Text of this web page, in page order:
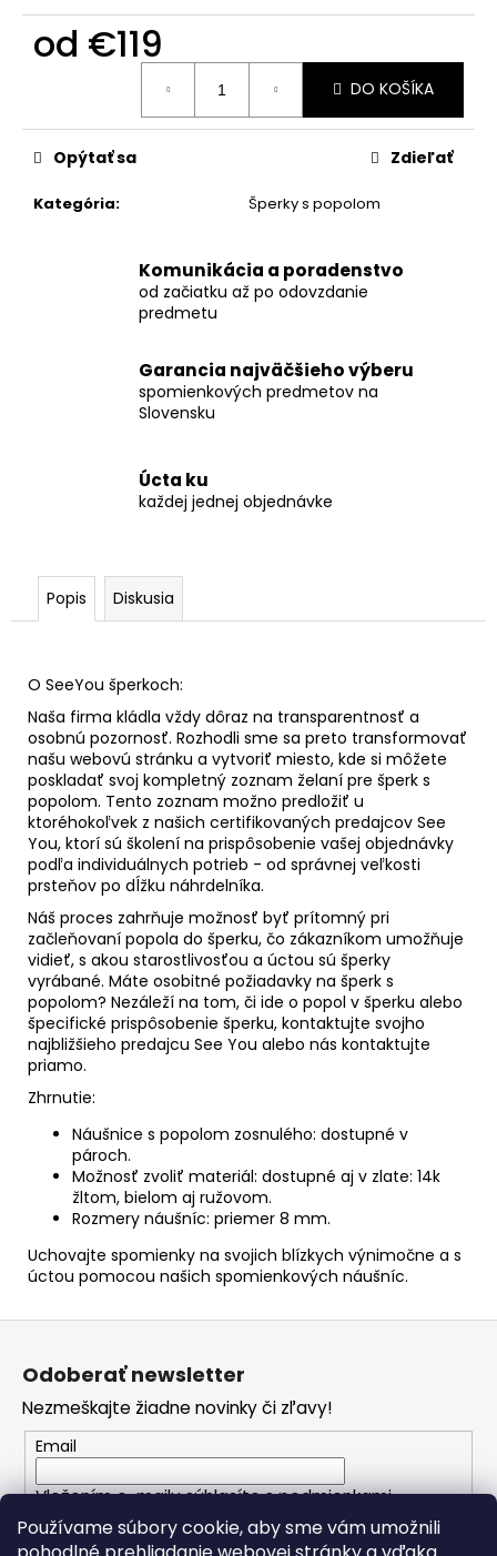
Používame súbory cookie, aby sme vám umožnili
od €119
DO KOŠÍKA
Kategória: Šperky s popolom
Opýtať sa Zdieľať
Komunikácia a poradenstvo
od začiatku až po odovzdanie
predmetu
Garancia najväčšieho výberu
spomienkových predmetov na
Slovensku
Úcta ku
každej jednej objednávke
Popis Diskusia
O SeeYou šperkoch:
Naša firma kládla vždy dôraz na transparentnosť a
osobnú pozornosť. Rozhodli sme sa preto transformovať
našu webovú stránku a vytvoriť miesto, kde si môžete
poskladať svoj kompletný zoznam želaní pre šperk s
popolom. Tento zoznam možno predložiť u
ktoréhokoľvek z našich certifikovaných predajcov See
You, ktorí sú školení na prispôsobenie vašej objednávky
podľa individuálnych potrieb - od správnej veľkosti
prsteňov po dĺžku náhrdelníka.
Náš proces zahrňuje možnosť byť prítomný pri
začleňovaní popola do šperku, čo zákazníkom umožňuje
vidieť, s akou starostlivosťou a úctou sú šperky
vyrábané. Máte osobitné požiadavky na šperk s
popolom? Nezáleží na tom, či ide o popol v šperku alebo
špecifické prispôsobenie šperku, kontaktujte svojho
najbližšieho predajcu See You alebo nás kontaktujte
priamo.
Zhrnutie:
Náušnice s popolom zosnulého: dostupné v
pároch.
Možnosť zvoliť materiál: dostupné aj v zlate: 14k
žltom, bielom aj ružovom.
Rozmery náušníc: priemer 8 mm.
Uchovajte spomienky na svojich blízkych výnimočne a s
úctou pomocou našich spomienkových náušníc.
Z
e
Odoberať newsletter
Nezmeškajte žiadne novinky či zľavy!
Email
Vložením e-mailu súhlasíte spodmienkami
ochrany osobných údajov